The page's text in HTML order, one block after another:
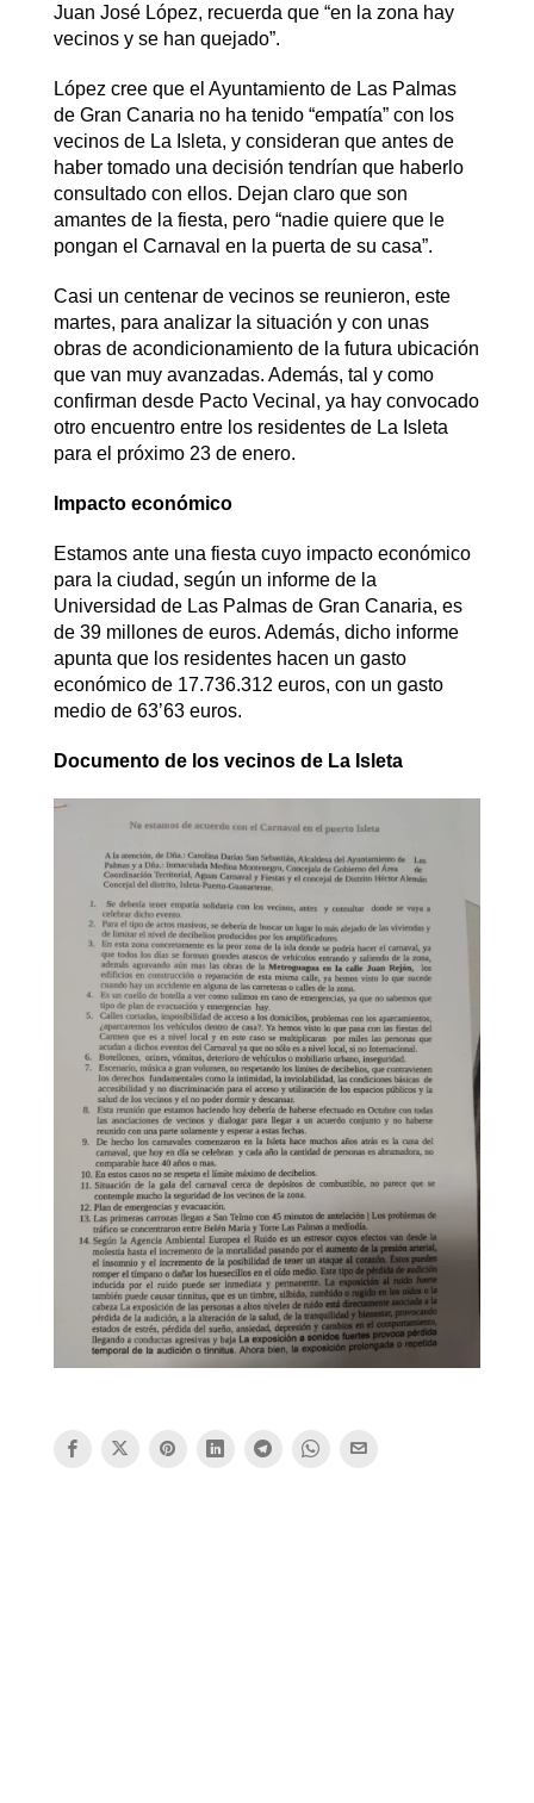
Juan José López, recuerda que “en la zona hay
vecinos y se han quejado”.
López cree que el Ayuntamiento de Las Palmas
de Gran Canaria no ha tenido “empatía” con los
vecinos de La Isleta, y consideran que antes de
haber tomado una decisión tendrían que haberlo
consultado con ellos. Dejan claro que son
amantes de la fiesta, pero “nadie quiere que le
pongan el Carnaval en la puerta de su casa”.
Casi un centenar de vecinos se reunieron, este
martes, para analizar la situación y con unas
obras de acondicionamiento de la futura ubicación
que van muy avanzadas. Además, tal y como
confirman desde Pacto Vecinal, ya hay convocado
otro encuentro entre los residentes de La Isleta
para el próximo 23 de enero.
Impacto económico
Estamos ante una fiesta cuyo impacto económico
para la ciudad, según un informe de la
Universidad de Las Palmas de Gran Canaria, es
de 39 millones de euros. Además, dicho informe
apunta que los residentes hacen un gasto
económico de 17.736.312 euros, con un gasto
medio de 63’63 euros.
Documento de los vecinos de La Isleta